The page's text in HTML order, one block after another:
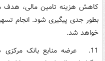
کاهش هزینه تامین مالی، هدف
بطور جدی پیگیری شود. انجام
خواهد شد.
11. عرضه منابع بانک مرکزی